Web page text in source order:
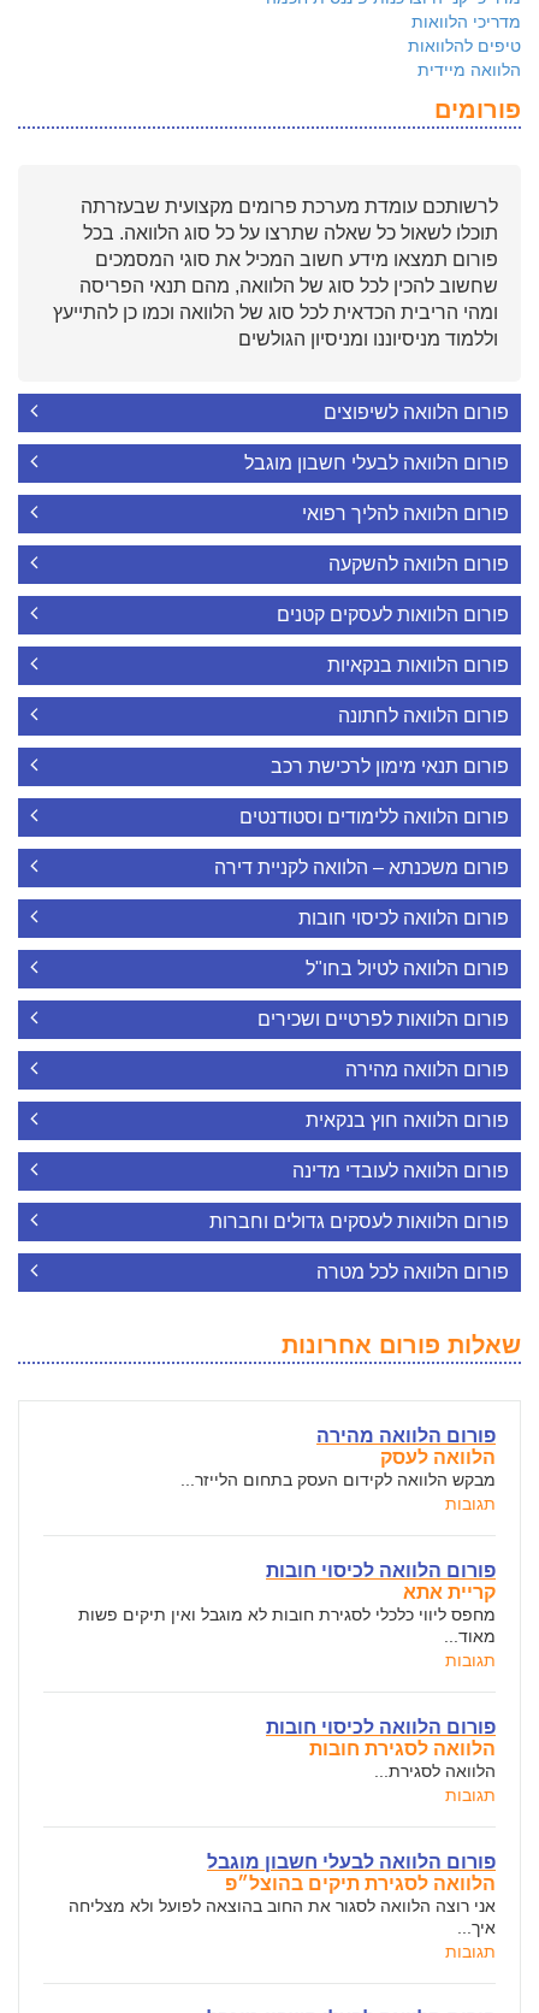
מדריכי הלוואות
טיפים להלוואות
הלוואה מיידית
פורומים
לרשותכם עומדת מערכת פרומים מקצועית שבעזרתה
תוכלו לשאול כל שאלה שתרצו על כל סוג הלוואה. בכל
פורום תמצאו מידע חשוב המכיל את סוגי המסמכים
שחשוב להכין לכל סוג של הלוואה, מהם תנאי הפריסה
ומהי הריבית הכדאית לכל סוג של הלוואה וכמו כן להתייעץ
וללמוד מניסיוננו ומניסיון הגולשים
פורום הלוואה לשיפוצים
פורום הלוואה לבעלי חשבון מוגבל
פורום הלוואה להליך רפואי
פורום הלוואה להשקעה
פורום הלוואות לעסקים קטנים
פורום הלוואות בנקאיות
פורום הלוואה לחתונה
פורום תנאי מימון לרכישת רכב
פורום הלוואה ללימודים וסטודנטים
פורום משכנתא – הלוואה לקניית דירה
פורום הלוואה לכיסוי חובות
פורום הלוואה לטיול בחו"ל
פורום הלוואות לפרטיים ושכירים
פורום הלוואה מהירה
פורום הלוואה חוץ בנקאית
פורום הלוואה לעובדי מדינה
פורום הלוואות לעסקים גדולים וחברות
פורום הלוואה לכל מטרה
שאלות פורום אחרונות
פורום הלוואה מהירה
הלוואה לעסק
מבקש הלוואה לקידום העסק בתחום הלייזר...
תגובות
פורום הלוואה לכיסוי חובות
קריית אתא
מחפס ליווי כלכלי לסגירת חובות לא מוגבל ואין תיקים פשות
מאוד...
תגובות
פורום הלוואה לכיסוי חובות
הלוואה לסגירת חובות
הלוואה לסגירת...
תגובות
פורום הלוואה לבעלי חשבון מוגבל
הלוואה לסגירת תיקים בהוצל״פ
אני רוצה הלוואה לסגור את החוב בהוצאה לפועל ולא מצליחה
איך...
תגובות